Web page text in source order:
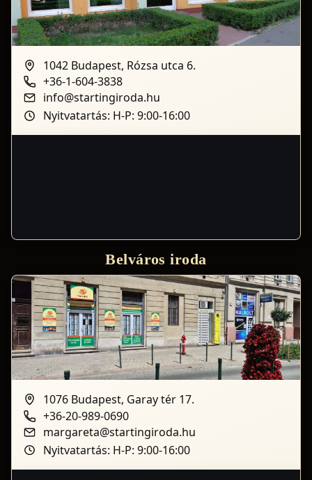
1042 Budapest, Rózsa utca 6.
+36-1-604-3838
info@startingiroda.hu
Nyitvatartás: H-P: 9:00-16:00
Belváros iroda
1076 Budapest, Garay tér 17.
+36-20-989-0690
margareta@startingiroda.hu
Nyitvatartás: H-P: 9:00-16:00